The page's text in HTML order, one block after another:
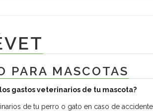
PARA MASCOTAS
gastos veterinarios de tu mascota?
de tu perro o gato en caso de